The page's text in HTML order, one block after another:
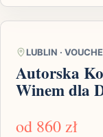
LUBLIN ·
Autorska
Winem dla
od 860 zł